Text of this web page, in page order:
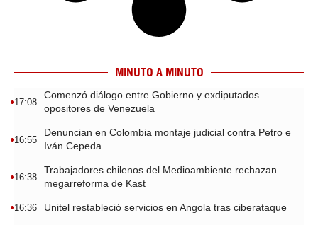
MINUTO A MINUTO
17:08
Comenzó diálogo entre Gobierno y exdiputados
opositores de Venezuela
16:55
Denuncian en Colombia montaje judicial contra Petro e
Iván Cepeda
16:38
Trabajadores chilenos del Medioambiente rechazan
megarreforma de Kast
16:36 Unitel restableció servicios en Angola tras ciberataque